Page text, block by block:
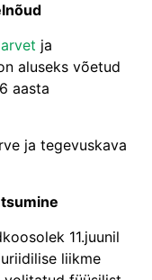
ja
aluseks võetud
aasta
ja tegevuskava
11.juunil
liikme